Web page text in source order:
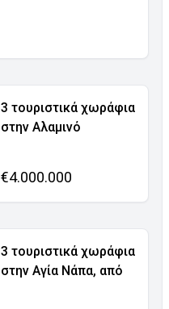
3 τουριστικά χωράφια
στην Αλαμινό
€4.000.000
3 τουριστικά χωράφια
στην Αγία Νάπα, από